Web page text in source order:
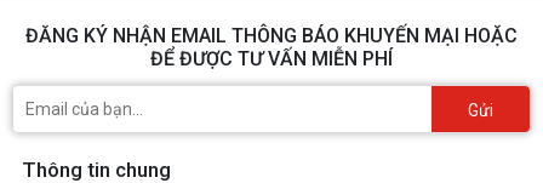
ĐĂNG KÝ NHẬN EMAIL THÔNG BÁO KHUYẾN MẠI HOẶC
ĐỂ ĐƯỢC TƯ VẤN MIỄN PHÍ
Gửi
Thông tin chung